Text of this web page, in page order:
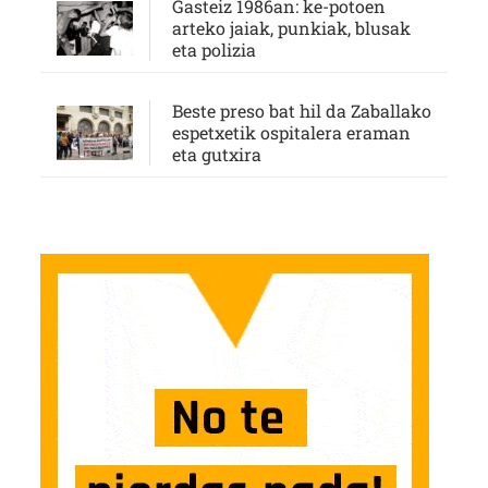
Gasteiz 1986an: ke-potoen
arteko jaiak, punkiak, blusak
eta polizia
Beste preso bat hil da Zaballako
espetxetik ospitalera eraman
eta gutxira